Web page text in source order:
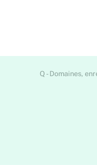
Q - Domaines,